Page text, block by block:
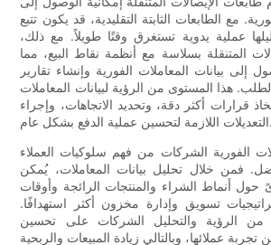
مع الطابعات الثابتة التقليدية، قد يكون تتبع
عملية يدوية تستغرق وقتًا طويلاً. مع ذلك،
المتنقلة بسلاسة مع أنظمة نقاط البيع، مما
إلى بيانات المعاملات الفورية وإنشاء تقارير
هذا المستوى من الرؤية لبيانات المعاملات
قرارات أكثر دقة، وتحديد الاتجاهات، وإجراء
التعديلات اللازمة لتحسين عملية الدفع بشكل عام.
الفورية الشركات من فهم سلوكيات العملاء
فمن خلال تحليل بيانات المعاملات، يُمكن
أنماط الشراء والمنتجات الرائجة وأوقات
تسويق وإدارة مخزون أكثر استهدافًا.
من الرؤية والتحليل الشركات على تحسين